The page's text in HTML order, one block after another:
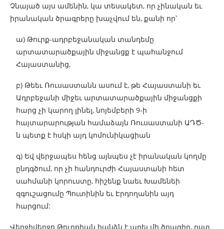
Չնայած այս ամենին, կա տեսակետ, որ չինական եւ
իրանական ծրագրերը խաչվում են, քանի որ՝
ա) Թուրք-ադրբեջանական տանդեմը
արտատարածքային միջանցք է պահանջում
Հայաստանից,
բ) Թեեւ Ռուսաստանն ասում է, թե Հայաստանի եւ
Ադրբեջանի միջեւ արտատարածքային միջանցքի
հարց չի կարող լինել, նոյեմբերի 9-ի
հայտարարության համաձայն Ռուսաստանի ԱԴԾ-
ն պետք է հսկի այդ կոմունիկացիան
գ) Եվ վերջապես հենց այնպես չէ իրանական կողմը
ընդգծում, որ չի հանդուրժի Հայաստանի հետ
սահմանի կորուստը, հիշենք նաեւ Խամենեի
զգուշացումը Պուտինին եւ Էրդողանին այդ
հարցում:
Վերջիվերջո Թուրքիան հանձն է առել մի ծրագիր, ըստ